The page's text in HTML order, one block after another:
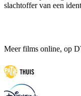
slachtoffer van een
Meer films online, op